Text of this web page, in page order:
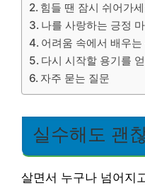
힘들 땐 잠시 쉬어가
나를 사랑하는 긍정
어려움 속에서 배우는
다시 시작할 용기를
자주 묻는 질문
실수해도 괜
살면서 누구나 넘어지